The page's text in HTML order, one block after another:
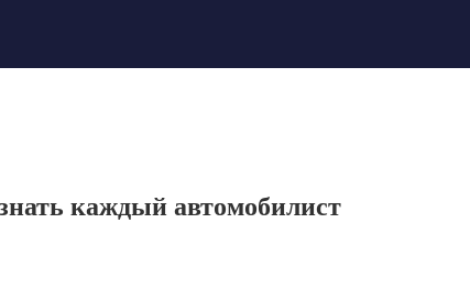
каждый автомобилист